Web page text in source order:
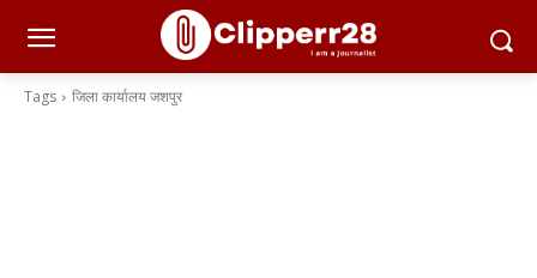
Tags जिला कार्यालय जशपुर